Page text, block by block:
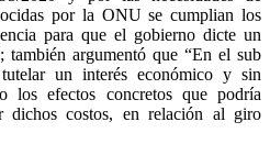
por la ONU se cumplian los
para que el gobierno dicte un
también argumentó que “En el sub
un interés económico y sin
los efectos concretos que podría
dichos costos, en relación al giro